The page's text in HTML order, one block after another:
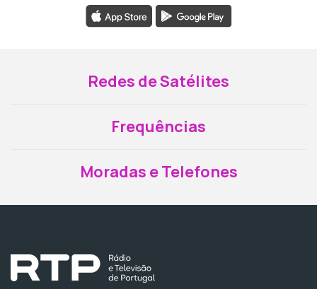
Redes de Satélites
Frequências
Moradas e Telefones